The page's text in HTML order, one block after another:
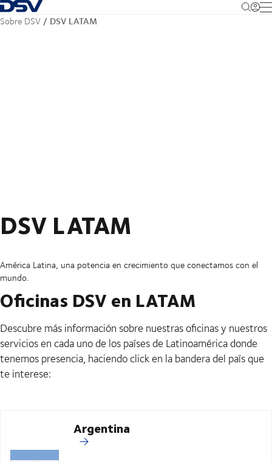
Volver a la página principal
Sobre DSV DSV LATAM
DSV LATAM
América Latina, una potencia en crecimiento que conectamos con el
mundo.
Oficinas DSV en LATAM
Descubre más información sobre nuestras oficinas y nuestros
servicios en cada uno de los países de Latinoamérica donde
tenemos presencia, haciendo click en la bandera del país que
te interese:
Argentina